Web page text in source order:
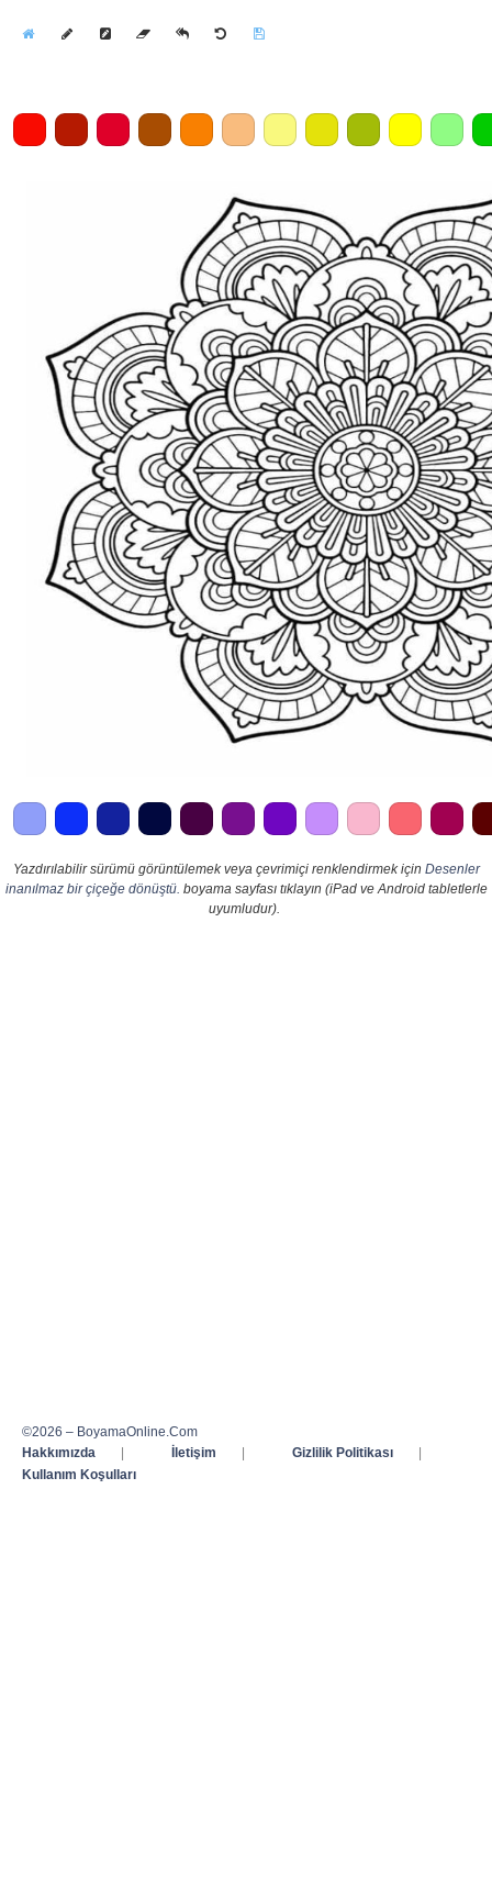
Yazdırılabilir sürümü görüntülemek veya çevrimiçi renklendirmek için Desenler
inanılmaz bir çiçeğe dönüştü. boyama sayfası tıklayın (iPad ve Android tabletlerle
uyumludur).
©2026 – BoyamaOnline.Com
Hakkımızda
| İletişim | Gizlilik Politikası
|
Kullanım Koşulları